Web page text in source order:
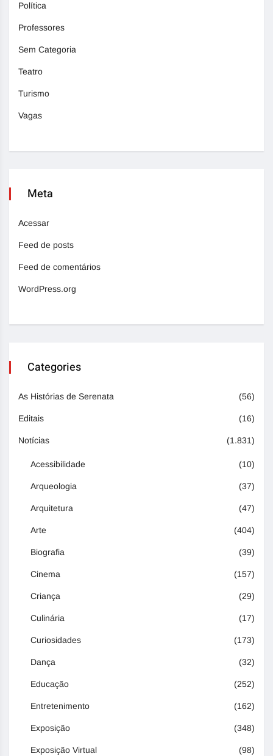
Política
Professores
Sem Categoria
Teatro
Turismo
Vagas
Meta
Acessar
Feed de posts
Feed de comentários
WordPress.org
Categories
As Histórias de Serenata (56)
Editais (16)
Notícias (1.831)
Acessibilidade (10)
Arqueologia (37)
Arquitetura (47)
Arte (404)
Biografia (39)
Cinema (157)
Criança (29)
Culinária (17)
Curiosidades (173)
Dança (32)
Educação (252)
Entretenimento (162)
Exposição (348)
Exposição Virtual (98)